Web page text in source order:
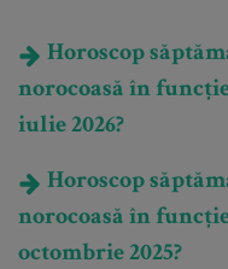
Horoscop
norocoasă în
iulie 2026?
Horoscop
norocoasă în
octombrie 2025?